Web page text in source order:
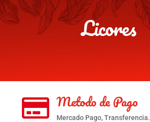
Licores
 Metodo de Pago
Mercado Pago, Transferencia.